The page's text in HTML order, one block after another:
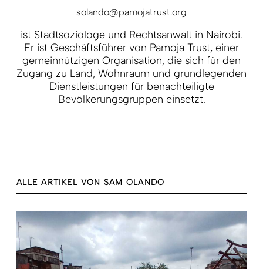
solando@pamojatrust.org
ist Stadtsoziologe und Rechtsanwalt in Nairobi.
Er ist Geschäftsführer von Pamoja Trust, einer
gemeinnützigen Organisation, die sich für den
Zugang zu Land, Wohnraum und grundlegenden
Dienstleistungen für benachteiligte
Bevölkerungsgruppen einsetzt.
ALLE ARTIKEL VON SAM OLANDO